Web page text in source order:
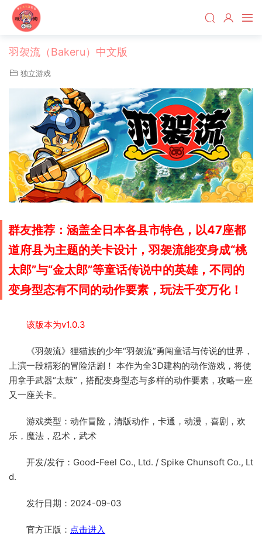
羽袈流（Bakeru）中文版
独立游戏
群友推荐：涵盖全日本各县市特色，以47座都
道府县为主题的关卡设计，羽袈流能变身成“桃
太郎”与“金太郎”等童话传说中的英雄，不同的
变身型态有不同的动作要素，玩法千变万化！
该版本为v1.0.3
《羽袈流》狸猫族的少年“羽袈流”勇闯童话与传说的世界，
上演一段精彩的冒险活剧！ 本作为全3D建构的动作游戏，将使
用拿手武器“太鼓”，搭配变身型态与多样的动作要素，攻略一座
又一座关卡。
游戏类型：动作冒险，清版动作，卡通，动漫，喜剧，欢
乐，魔法，忍术，武术
开发/发行：Good-Feel Co., Ltd. / Spike Chunsoft Co., Lt
d.
发行日期：2024-09-03
官方正版： 点击进入